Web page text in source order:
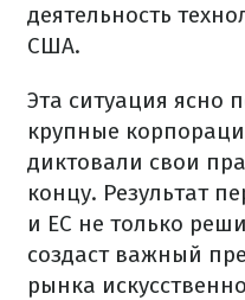
деятельность
США.
Эта ситуация ясно
крупные
диктовали свои
концу. Результат
и ЕС не только
создаст важный
рынка